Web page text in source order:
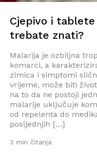
Cjepivo i
trebate znati?
Malarija je ozbiljna
komarci, a
zimica i simptomi
vrijeme, može biti
na to da ne postoji
malarije uključuje
od repelenta do
posljednjih […]
3 min čitanja